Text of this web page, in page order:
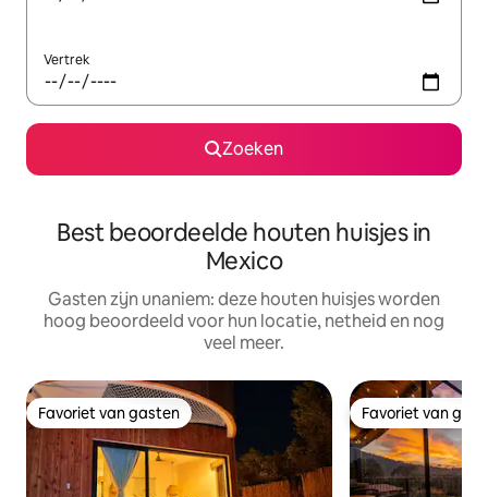
Vertrek
Zoeken
Best beoordeelde houten huisjes in
Mexico
Gasten zijn unaniem: deze houten huisjes worden
hoog beoordeeld voor hun locatie, netheid en nog
veel meer.
Favoriet van gasten
Favoriet van gasten Favoriet van
Favoriet van